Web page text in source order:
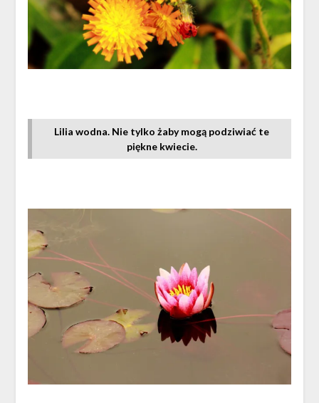
Lilia wodna. Nie tylko żaby mogą podziwiać te
piękne kwiecie.